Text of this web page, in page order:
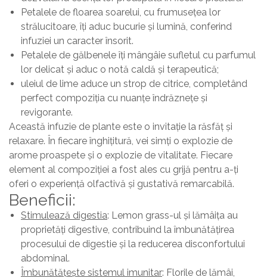
Petalele de floarea soarelui, cu frumusețea lor
strălucitoare, îți aduc bucurie și lumină, conferind
infuziei un caracter însorit.
Petalele de gălbenele îți mângâie sufletul cu parfumul
lor delicat și aduc o notă caldă și terapeutică;
uleiul de lime aduce un strop de citrice, completând
perfect compoziția cu nuanțe îndrăznețe și
revigorante.
Această infuzie de plante este o invitație la răsfăț și
relaxare. În fiecare înghițitură, vei simți o explozie de
arome proaspete și o explozie de vitalitate. Fiecare
element al compoziției a fost ales cu grijă pentru a-ți
oferi o experiență olfactivă și gustativă remarcabilă.
Beneficii:
Stimulează digestia: Lemon grass-ul și lămâița au
proprietăți digestive, contribuind la îmbunătățirea
procesului de digestie și la reducerea disconfortului
abdominal.
Îmbunătățește sistemul imunitar: Florile de lămâi,